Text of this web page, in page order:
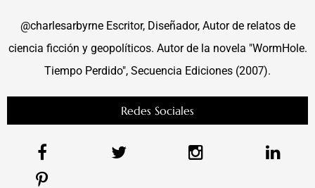
@charlesarbyrne Escritor, Diseñador, Autor de relatos de
ciencia ficción y geopolíticos. Autor de la novela "WormHole.
Tiempo Perdido", Secuencia Ediciones (2007).
Redes Sociales